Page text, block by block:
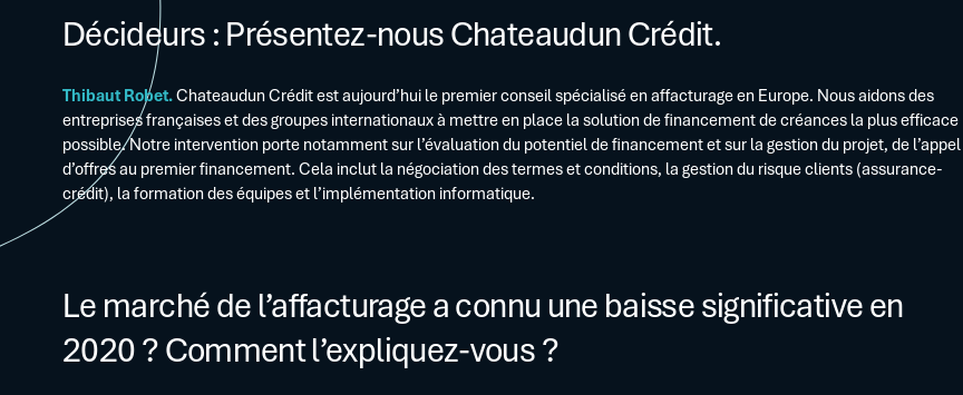
Décideurs : Présentez-nous Chateaudun Crédit.
Thibaut Robet.Chateaudun Crédit est aujourd’hui le premier conseil spécialisé en affacturage en Europe. Nous aidons des
entreprises françaises et des groupes internationaux à mettre en place la solution de financement de créances la plus efficace
possible. Notre intervention porte notamment sur l’évaluation du potentiel de financement et sur la gestion du projet, de l’appel
d’offres au premier financement. Cela inclut la négociation des termes et conditions, la gestion du risque clients (assurance-
crédit), la formation des équipes et l’implémentation informatique.
Le marché de l’affacturage a connu une baisse significative en
2020 ? Comment l’expliquez-vous ?